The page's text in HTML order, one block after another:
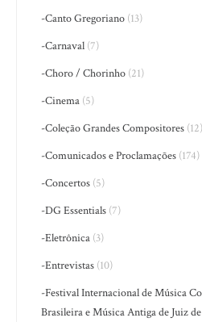
-Canto Gregoriano (13)
-Carnaval (7)
-Choro / Chorinho (21)
-Cinema (5)
-Coleção Grandes Compositores (12)
-Comunicados e Proclamações (174)
-Concertos (5)
-DG Essentials (7)
-Eletrônica (3)
-Entrevistas (10)
-Festival Internacional de Música
Brasileira e Música Antiga de Juiz